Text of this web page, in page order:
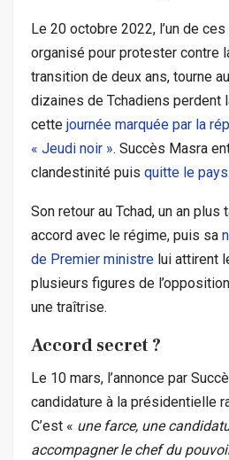
Le 20 octobre 2022, l’un de
organisé pour protester contre
transition de deux ans, tourne
dizaines de Tchadiens perdent
cette journée marquée par la
« Jeudi noir ». Succès Masra
clandestinité puis quitte le pays.
Son retour au Tchad, un an plus
accord avec le régime, puis sa
de Premier ministre lui attirent
plusieurs figures de
une traîtrise.
Accord secret ?
Le 10 mars, l’annonce par
candidature à la présidentielle
C’est « une farce, une
accompagner le chef du